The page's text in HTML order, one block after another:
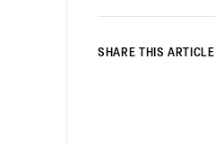
SHARE THIS ARTICLE